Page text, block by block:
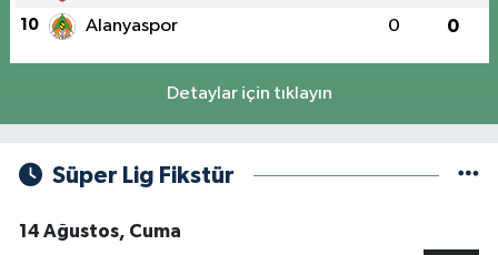
10 Alanyaspor 0 0
Detaylar için tıklayın
Süper Lig Fikstür
14 Ağustos, Cuma